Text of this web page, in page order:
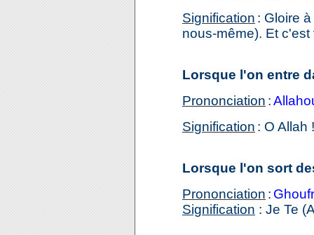
Signification : Gloire
nous-même). Et
Lorsque l'on entre
Prononciation :
Signification : O Allah
Lorsque l'on sort
Prononciation :
Signification : Je Te